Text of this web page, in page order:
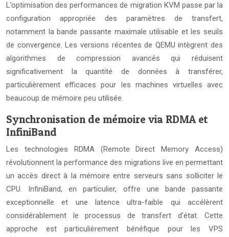
L’optimisation des performances de migration KVM passe par la
configuration appropriée des paramètres de transfert,
notamment la bande passante maximale utilisable et les seuils
de convergence. Les versions récentes de QEMU intègrent des
algorithmes de compression avancés qui réduisent
significativement la quantité de données à transférer,
particulièrement efficaces pour les machines virtuelles avec
beaucoup de mémoire peu utilisée.
Synchronisation de mémoire via RDMA et
InfiniBand
Les technologies RDMA (Remote Direct Memory Access)
révolutionnent la performance des migrations live en permettant
un accès direct à la mémoire entre serveurs sans solliciter le
CPU. InfiniBand, en particulier, offre une bande passante
exceptionnelle et une latence ultra-faible qui accélèrent
considérablement le processus de transfert d’état. Cette
approche est particulièrement bénéfique pour les VPS